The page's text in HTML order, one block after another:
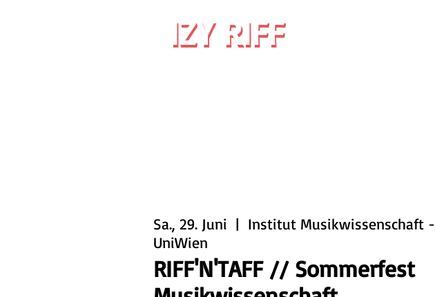
IZY RIFF
IZY RIFF
Sa., 29. Juni
  |
Institut Musikwissenschaft -
UniWien
RIFF'N'TAFF // Sommerfest